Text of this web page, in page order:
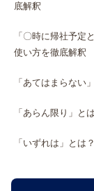
底解釈
「〇時に帰社予定
使い方を徹底解釈
「あてはまらない
「あらん限り」と
「いずれは」とは